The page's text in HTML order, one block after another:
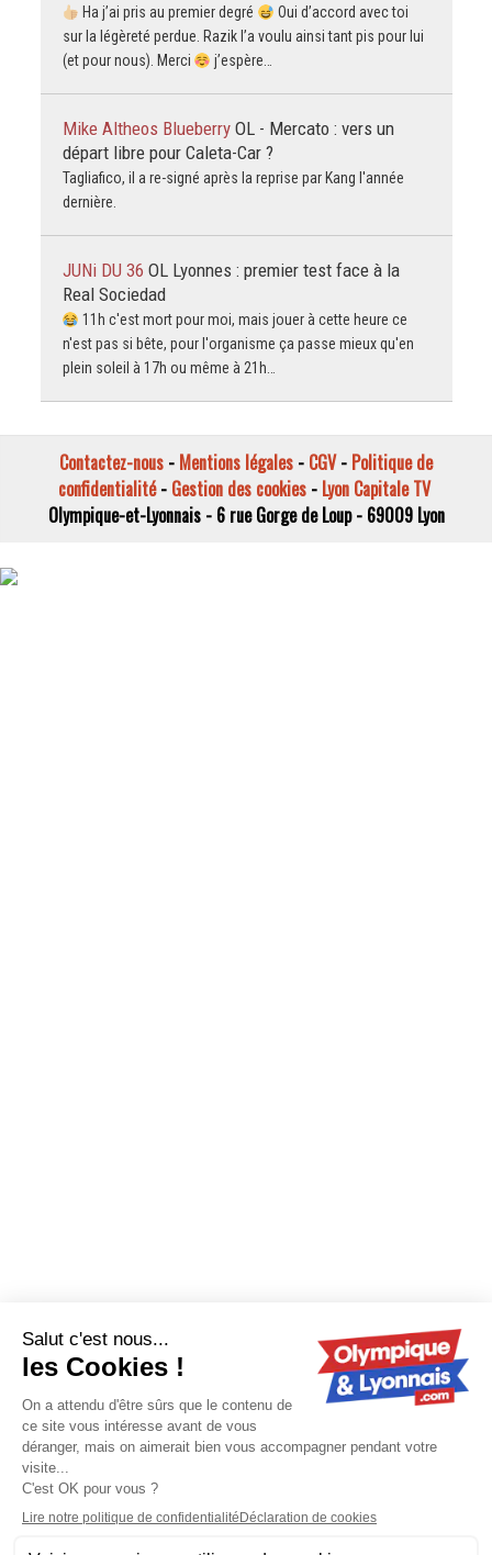
Ha j’ai pris au premier degré
Oui d’accord avec toi
sur la légèreté perdue. Razik l’a voulu ainsi tant pis pour lui
(et pour nous). Merci
j’espère…
Mike Altheos Blueberry OL - Mercato : vers un
départ libre pour Caleta-Car ?
Tagliafico, il a re-signé après la reprise par Kang l'année
dernière.
JUNi DU 36 OL Lyonnes : premier test face à la
Real Sociedad
11h c'est mort pour moi, mais jouer à cette heure ce
n'est pas si bête, pour l'organisme ça passe mieux qu'en
plein soleil à 17h ou même à 21h…
Contactez-nous - Mentions légales - CGV- Politique de
confidentialité- Gestion des cookies- Lyon Capitale TV
Olympique-et-Lyonnais - 6 rue Gorge de Loup - 69009 Lyon